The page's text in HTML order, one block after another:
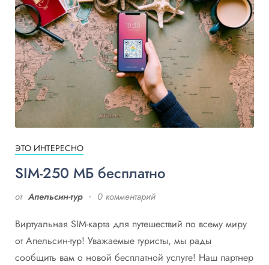
ЭТО ИНТЕРЕСНО
SIM-250 МБ бесплатно
от Апельсин-тур 0 комментарий
Виртуальная SIM-карта для путешествий по всему миру
от Апельсин-тур! Уважаемые туристы, мы рады
сообщить вам о новой бесплатной услуге! Наш партнер